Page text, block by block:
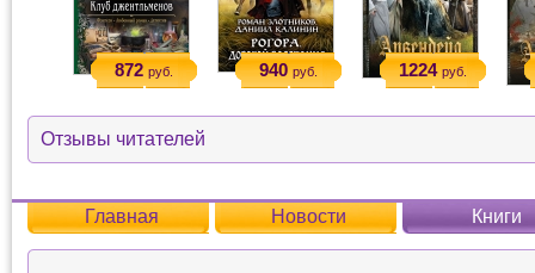
872 руб. 940 руб. 1224 руб.
Отзывы читателей
Главная Новости Книги